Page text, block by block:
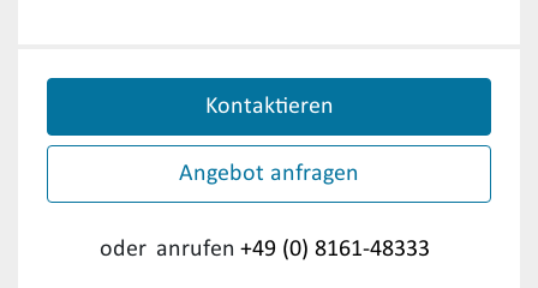
Kontaktieren
Angebot anfragen
oder anrufen +49 (0) 8161-48333